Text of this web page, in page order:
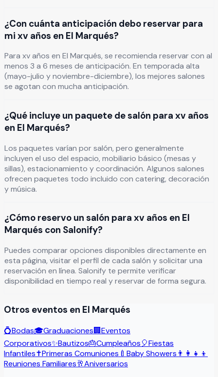
¿Con cuánta anticipación debo reservar para
mi xv años en El Marqués?
Para xv años en El Marqués, se recomienda reservar con al
menos 3 a 6 meses de anticipación. En temporada alta
(mayo-julio y noviembre-diciembre), los mejores salones
se agotan con mucha anticipación.
¿Qué incluye un paquete de salón para xv años
en El Marqués?
Los paquetes varían por salón, pero generalmente
incluyen el uso del espacio, mobiliario básico (mesas y
sillas), estacionamiento y coordinación. Algunos salones
ofrecen paquetes todo incluido con catering, decoración
y música.
¿Cómo reservo un salón para xv años en El
Marqués con Salonify?
Puedes comparar opciones disponibles directamente en
esta página, visitar el perfil de cada salón y solicitar una
reservación en línea. Salonify te permite verificar
disponibilidad en tiempo real y reservar de forma segura.
Otros eventos en El Marqués
💍Bodas🎓Graduaciones🏢Eventos
Corporativos✨Bautizos🎂Cumpleaños🎈Fiestas
Infantiles✝️Primeras Comuniones 🍼 Baby Showers 👨‍👩‍👧‍👦
Reuniones Familiares🥂Aniversarios